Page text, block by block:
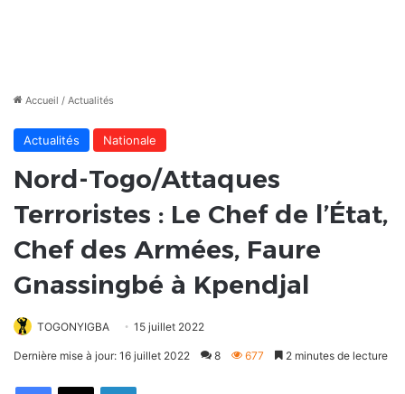
Accueil / Actualités
Actualités Nationale
Nord-Togo/Attaques
Terroristes : Le Chef de l’État,
Chef des Armées, Faure
Gnassingbé à Kpendjal
TOGONYIGBA 15 juillet 2022
Dernière mise à jour: 16 juillet 2022 8 677 2 minutes de lecture
FacebookX Linkedin